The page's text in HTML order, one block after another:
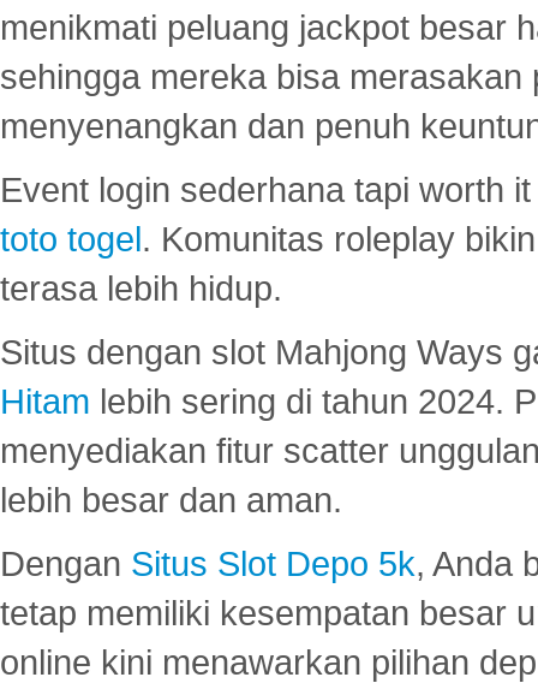
menikmati peluang jackpot besar
sehingga mereka bisa
menyenangkan dan penuh
Event login sederhana tapi worth
toto togel. Komunitas roleplay
terasa lebih hidup.
Situs dengan slot Mahjong Ways
Hitam lebih sering di tahun 2024.
menyediakan fitur scatter
lebih besar dan aman.
Dengan Situs Slot Depo 5k, Anda
tetap memiliki kesempatan besar
online kini menawarkan pilihan